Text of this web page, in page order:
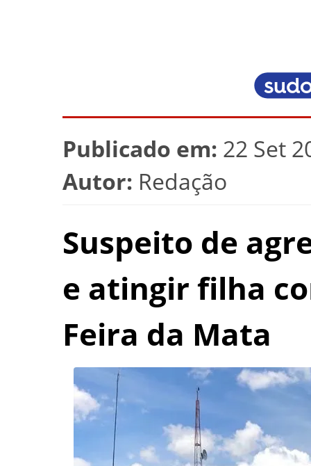
Publicado em: 22 Set
Autor: Redação
Suspeito de
e atingir filha
Feira da Mata